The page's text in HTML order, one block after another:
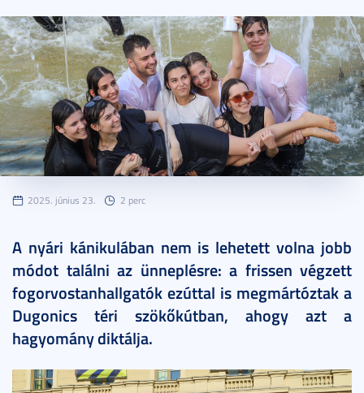
2025. június 23. 2 perc
A nyári kánikulában nem is lehetett volna jobb
módot találni az ünneplésre: a frissen végzett
fogorvostanhallgatók ezúttal is megmártóztak a
Dugonics téri szökőkútban, ahogy azt a
hagyomány diktálja.